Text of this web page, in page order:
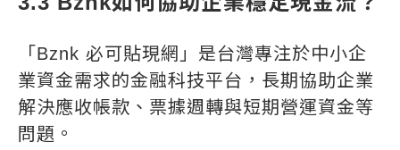
「Bznk 必可貼現網」是台灣專注於中小企
業資金需求的金融科技平台，長期協助企業
解決應收帳款、票據週轉與短期營運資金等
問題。